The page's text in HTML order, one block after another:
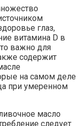
глаз,
витамина D в
важно для
содержит
на самом деле
при умеренном
масло
следует